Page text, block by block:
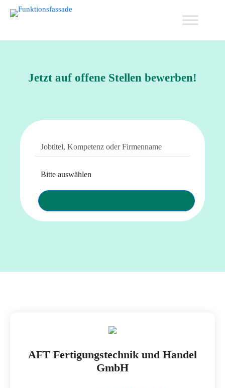
Jetzt auf offene Stellen bewerben!
AFT Fertigungstechnik und Handel
GmbH